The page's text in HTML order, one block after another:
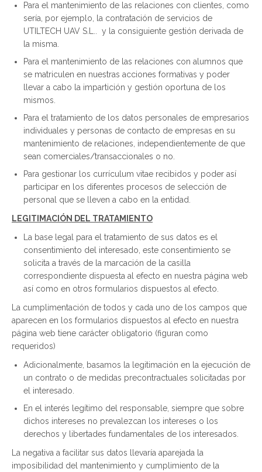
Para el mantenimiento de las relaciones con clientes, como
sería, por ejemplo, la contratación de servicios de
UTILTECH UAV S.L.. y la consiguiente gestión derivada de
la misma.
Para el mantenimiento de las relaciones con alumnos que
se matriculen en nuestras acciones formativas y poder
llevar a cabo la impartición y gestión oportuna de los
mismos.
Para el tratamiento de los datos personales de empresarios
individuales y personas de contacto de empresas en su
mantenimiento de relaciones, independientemente de que
sean comerciales/transaccionales o no.
Para gestionar los currículum vitae recibidos y poder así
participar en los diferentes procesos de selección de
personal que se lleven a cabo en la entidad.
LEGITIMACIÓN DEL TRATAMIENTO
La base legal para el tratamiento de sus datos es el
consentimiento del interesado, este consentimiento se
solicita a través de la marcación de la casilla
correspondiente dispuesta al efecto en nuestra página web
así como en otros formularios dispuestos al efecto.
La cumplimentación de todos y cada uno de los campos que
aparecen en los formularios dispuestos al efecto en nuestra
página web tiene carácter obligatorio (figuran como
requeridos)
Adicionalmente, basamos la legitimación en la ejecución de
un contrato o de medidas precontractuales solicitadas por
el interesado.
En el interés legítimo del responsable, siempre que sobre
dichos intereses no prevalezcan los intereses o los
derechos y libertades fundamentales de los interesados.
La negativa a facilitar sus datos llevaría aparejada la
imposibilidad del mantenimiento y cumplimiento de la